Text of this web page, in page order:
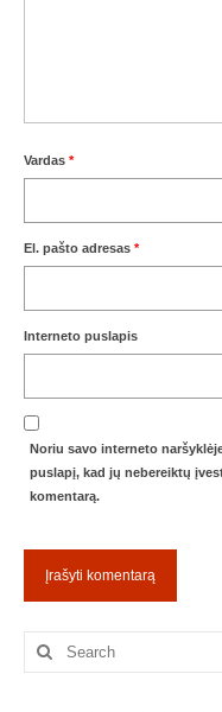
Vardas *
El. pašto adresas *
Interneto puslapis
Noriu savo interneto
puslapį, kad jų nebereiktų
komentarą.
Search
for: